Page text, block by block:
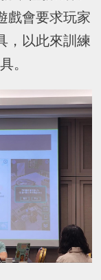
戲會要求玩家
，以此來訓練
。